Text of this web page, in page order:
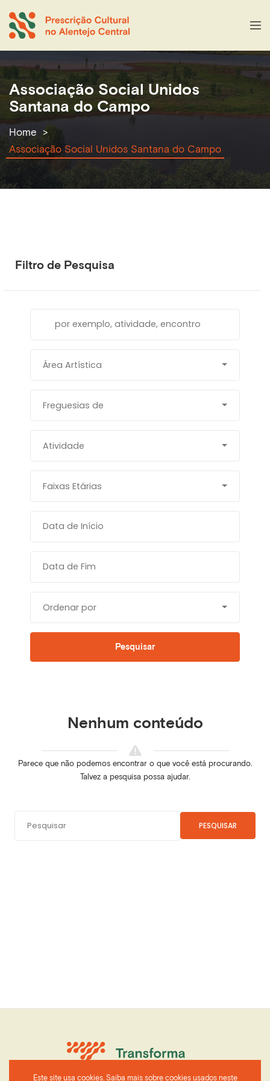
Associação Social Unidos
Santana do Campo
Home
Associação Social Unidos Santana do Campo
Nenhum conteúdo
Parece que não podemos encontrar o que você está procurando.
Talvez a pesquisa possa ajudar.
PESQUISAR
Filtro de Pesquisa
Área Artística
Freguesias de
Atividade
Faixas Etárias
Ordenar por
Pesquisar
Este site usa cookies. Saiba mais sobre cookies usados neste